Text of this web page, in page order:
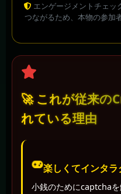
エンゲージメントチェッ
つながるため、本物の参加
🚀 これが従来の
れている理由
楽しくてインタラ
小銭のためにcaptcha